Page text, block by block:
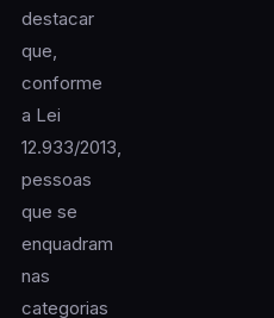
destacar
que,
conforme
a Lei
12.933/2013,
pessoas
que se
enquadram
nas
categorias